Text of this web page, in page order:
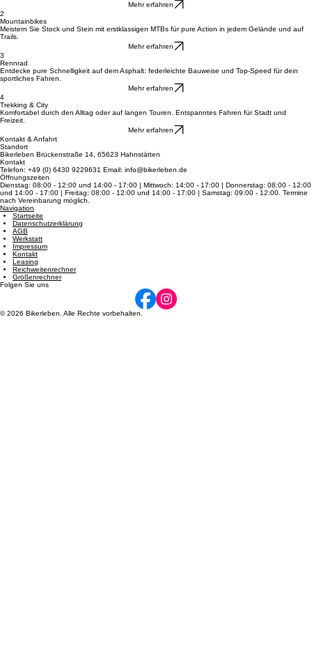
Erste sichere Fahrversuche mit unseren hochwertigen Kinderrädern. Ideal für kleine Entdecker
und Beginner.
Mehr erfahren
2
Meistern Sie Stock und Stein mit erstklassigen MTBs für pure Action in jedem Gelände und auf
Trails.
Mehr erfahren
3
Entdecke pure Schnelligkeit auf dem Asphalt: federleichte Bauweise und Top-Speed für dein
sportliches Fahren.
Mehr erfahren
4
Komfortabel durch den Alltag oder auf langen Touren. Entspanntes Fahren für Stadt und
Freizeit.
Mehr erfahren
Kontakt & Anfahrt
Standort
Bikerleben Brückenstraße 14, 65623 Hahnstätten
Kontakt
Telefon: +49 (0) 6430 9229631 Email: info@bikerleben.de
Öffnungszeiten
Dienstag: 08:00 - 12:00 und 14:00 - 17:00 | Mittwoch: 14:00 - 17:00 | Donnerstag: 08:00 - 12:00
und 14:00 - 17:00 | Freitag: 08:00 - 12:00 und 14:00 - 17:00 | Samstag: 09:00 - 12:00. Termine
nach Vereinbarung möglich.
Navigation
Startseite
Datenschutzerklärung
AGB
Werkstatt
Impressum
Kontakt
Leasing